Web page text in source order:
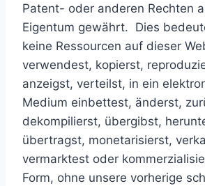
Patent- oder anderen Rechten
Eigentum gewährt. Dies
keine Ressourcen auf dieser
verwendest, kopierst,
anzeigst, verteilst, in ein
Medium einbettest, änderst,
dekompilierst, übergibst,
übertragst, monetarisierst,
vermarktest oder
Form, ohne unsere vorherige